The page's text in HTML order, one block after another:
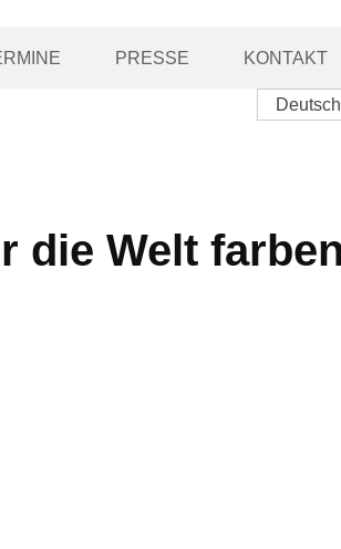
PRESSE KONTAKT
Deutsch
die Welt